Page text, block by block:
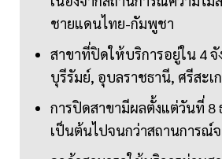
ชายแดนไทย-กัมพูชา
สาขาที่ปิดให้บริการอยู่ใน 4 จั
บุรีรัมย์, อุบลราชธานี, ศรีสะเ
การปิดสาขามีผลตั้งแต่วันที่ 8
เป็นต้นไปจนกว่าสถานการณ์